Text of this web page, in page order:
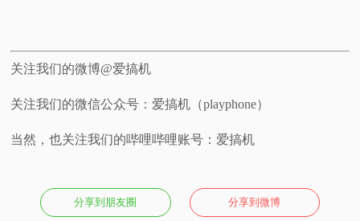
关注我们的微博@爱搞机
关注我们的微信公众号：爱搞机（playphone）
当然，也关注我们的哔哩哔哩账号：爱搞机
分享到朋友圈 分享到微博